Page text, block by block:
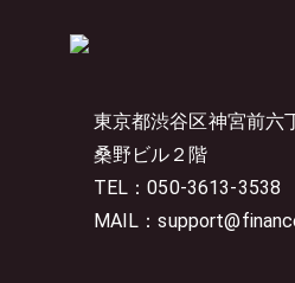
東京都渋谷区神宮前
桑野ビル２階
TEL：050-3613-3538
MAIL：